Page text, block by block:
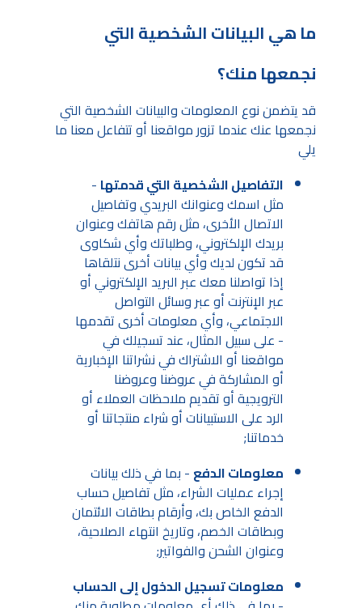
ما هي البيانات الشخصية التي
نجمعها منك؟
قد يتضمن نوع المعلومات والبيانات الشخصية التي
نجمعها عنك عندما تزور مواقعنا أو تتفاعل معنا ما
يلي
التفاصيل الشخصية التي قدمتها -
مثل اسمك وعنوانك البريدي وتفاصيل
الاتصال الأخرى، مثل رقم هاتفك وعنوان
بريدك الإلكتروني، وطلباتك وأي شكاوى
قد تكون لديك وأي بيانات أخرى نتلقاها
إذا تواصلنا معك عبر البريد الإلكتروني أو
عبر الإنترنت أو عبر وسائل التواصل
الاجتماعي، وأي معلومات أخرى تقدمها
- على سبيل المثال، عند تسجيلك في
مواقعنا أو الاشتراك في نشراتنا الإخبارية
أو المشاركة في عروضنا وعروضنا
الترويجية أو تقديم ملاحظات العملاء أو
الرد على الاستبيانات أو شراء منتجاتنا أو
خدماتنا;
معلومات الدفع - بما في ذلك بيانات
إجراء عمليات الشراء، مثل تفاصيل حساب
الدفع الخاص بك، وأرقام بطاقات الائتمان
وبطاقات الخصم، وتاريخ انتهاء الصلاحية،
وعنوان الشحن والفواتير;
معلومات تسجيل الدخول إلى الحساب